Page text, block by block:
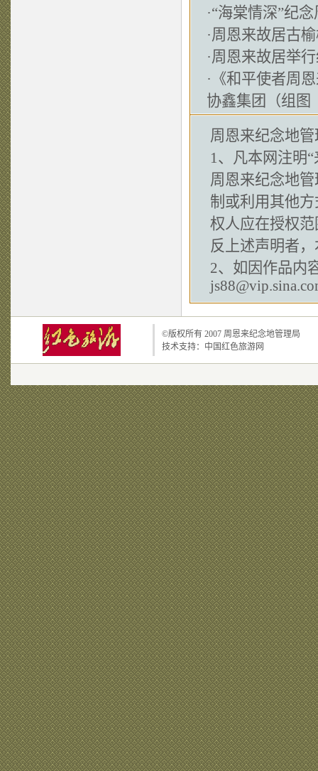
·“海棠情深”纪
·周恩来故居古
·周恩来故居举
· 《和平使者周
协鑫集团（组图
周恩来纪念地
1、凡本网注明
周恩来纪念地
制或利用其他
权人应在授权
反上述声明者
2、如因作品内
©版权所有 2007 周恩来纪念地管理局
技术支持： 中国红色旅游网